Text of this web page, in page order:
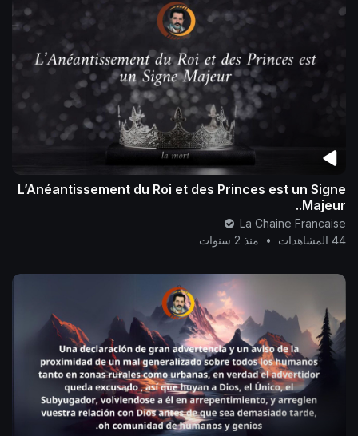
L’Anéantissement du Roi et des Princes est un Signe
Majeur..
La Chaine Francaise
44 المشاهدات
• منذ 2 سنوات